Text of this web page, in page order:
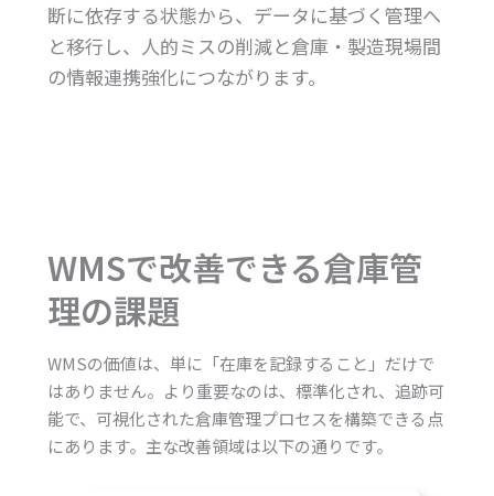
断に依存する状態から、データに基づく管理へ
と移行し、人的ミスの削減と倉庫・製造現場間
の情報連携強化につながります。
WMSで改善できる倉庫管
理の課題
WMSの価値は、単に「在庫を記録すること」だけで
はありません。より重要なのは、標準化され、追跡可
能で、可視化された倉庫管理プロセスを構築できる点
にあります。主な改善領域は以下の通りです。